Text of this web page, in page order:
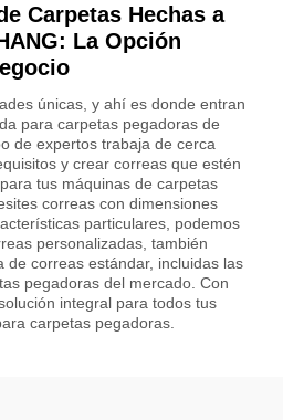
Carpetas Hechas a
La Opción
únicas, y ahí es donde entran
para carpetas pegadoras de
de expertos trabaja de cerca
y crear correas que estén
tus máquinas de carpetas
correas con dimensiones
particulares, podemos
personalizadas, también
de correas estándar, incluidas las
pegadoras del mercado. Con
integral para todos tus
carpetas pegadoras.